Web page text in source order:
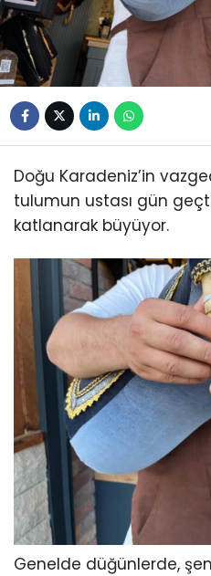
Doğu Karadeniz’in
tulumun ustası gün
katlanarak büyüyor.
Genelde düğünlerde,